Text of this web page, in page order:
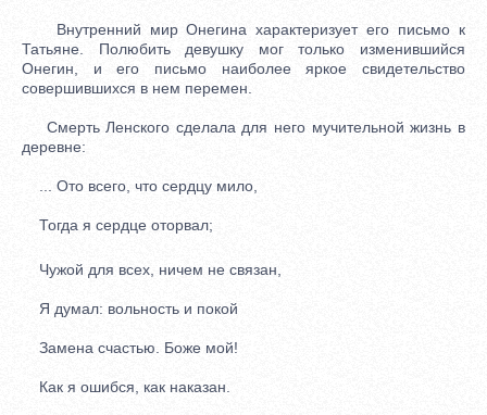
Внутренний мир Онегина характеризует его письмо к
Татьяне. Полюбить девушку мог только изменившийся
Онегин, и его письмо наиболее яркое свидетельство
совершившихся в нем перемен.
Смерть Ленского сделала для него мучительной жизнь в
деревне:
... Ото всего, что сердцу мило,
Тогда я сердце оторвал;
Чужой для всех, ничем не связан,
Я думал: вольность и покой
Замена счастью. Боже мой!
Как я ошибся, как наказан.